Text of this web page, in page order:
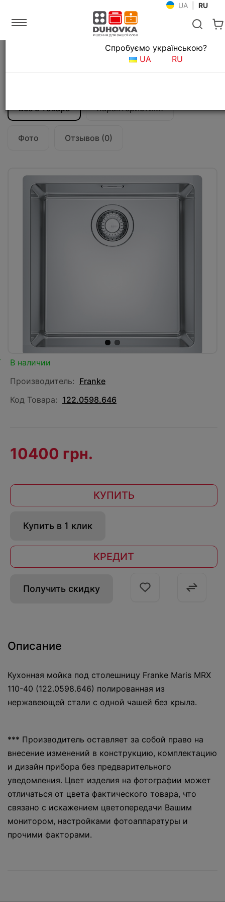
UA RU
Мойки и смесители Кухонные мойки
Кухонная мойка Franke Maris MRX 110-40
Все о товаре Характеристики
Фото Отзывов (0)
Язык магазина
Спробуємо українською?
UA
RU
В наличии
Производитель: Franke
Код Товара: 122.0598.646
10400 грн.
КУПИТЬ
Купить в 1 клик
КРЕДИТ
Получить скидку
Описание
Кухонная мойка под столешницу Franke Maris MRX
110-40 (122.0598.646) полированная из
нержавеющей стали с одной чашей без крыла.
*** Производитель оставляет за собой право на
внесение изменений в конструкцию, комплектацию
и дизайн прибора без предварительного
уведомления. Цвет изделия на фотографии может
отличаться от цвета фактического товара, что
связано с искажением цветопередачи Вашим
монитором, настройками фотоаппаратуры и
прочими факторами.